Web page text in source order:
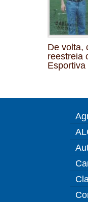
De volta,
reestreia
Esportiva